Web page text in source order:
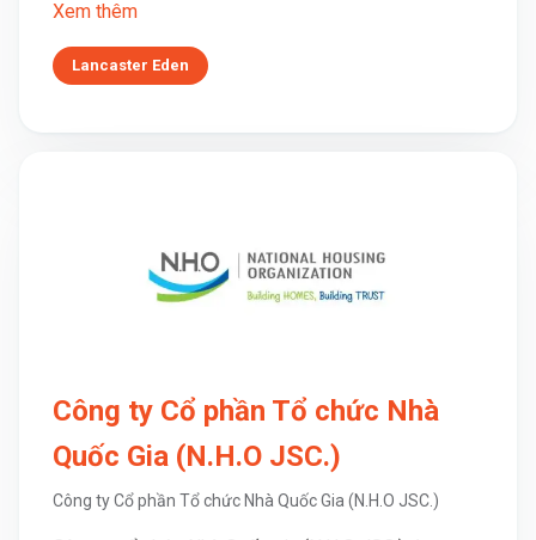
Xem thêm
Lancaster Eden
Công ty Cổ phần Tổ chức Nhà
Quốc Gia (N.H.O JSC.)
Công ty Cổ phần Tổ chức Nhà Quốc Gia (N.H.O JSC.)